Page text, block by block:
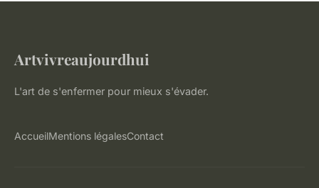
Artvivreaujourdhui
L'art de s'enfermer pour mieux s'évader.
AccueilMentions légalesContact